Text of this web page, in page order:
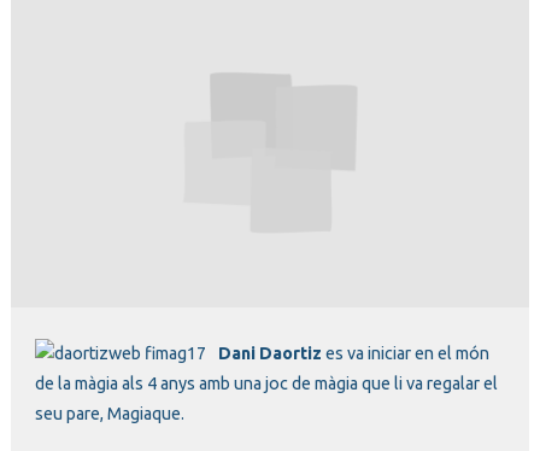
Dani Daortiz es va iniciar en el món
de la màgia als 4 anys amb una joc de màgia que li va regalar el
seu pare, Magiaque.